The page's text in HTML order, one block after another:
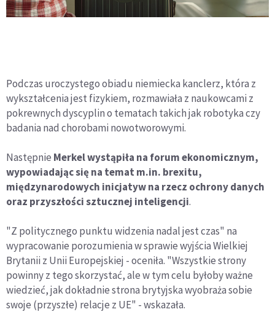
Podczas uroczystego obiadu niemiecka kanclerz, która z
wykształcenia jest fizykiem, rozmawiała z naukowcami z
pokrewnych dyscyplin o tematach takich jak robotyka czy
badania nad chorobami nowotworowymi.
Następnie Merkel wystąpiła na forum ekonomicznym,
wypowiadając się na temat m.in. brexitu,
międzynarodowych inicjatyw na rzecz ochrony danych
oraz przyszłości sztucznej inteligencji.
"Z politycznego punktu widzenia nadal jest czas" na
wypracowanie porozumienia w sprawie wyjścia Wielkiej
Brytanii z Unii Europejskiej - oceniła. "Wszystkie strony
powinny z tego skorzystać, ale w tym celu byłoby ważne
wiedzieć, jak dokładnie strona brytyjska wyobraża sobie
swoje (przyszłe) relacje z UE" - wskazała.